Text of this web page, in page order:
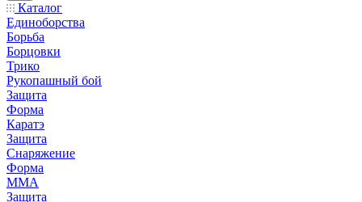
Каталог
Единоборства
Борьба
Борцовки
Трико
Рукопашный бой
Защита
Форма
Каратэ
Защита
Снаряжение
Форма
ММА
Защита